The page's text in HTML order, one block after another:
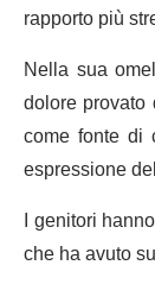
rapporto più
Nella sua
dolore
come fonte di
espressione
I genitori
che ha avuto